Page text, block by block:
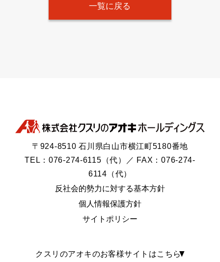
一覧に戻る
〒924-8510 石川県白山市横江町5180番地
TEL：076-274-6115（代）／ FAX：076-274-
6114（代）
反社会的勢力に対する基本方針
個人情報保護方針
サイトポリシー
クスリのアオキのお客様サイトはこちら